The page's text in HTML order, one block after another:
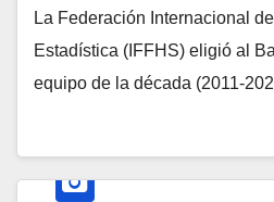
La Federación Internacional
Estadística (IFFHS) eligió al
equipo de la década (2011-